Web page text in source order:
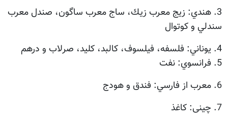
3. هندي: زيج معرب زيك، ساج معرب ساگون، صندل معرب
سندلي و كوتوال
4. يوناني: فلسفه، فيلسوف، كالبد، كليد، صرلاب و درهم
5. فرانسوي: نفت
6. معرب از فارسي: فندق و هودج
7. چینی: کاغذ